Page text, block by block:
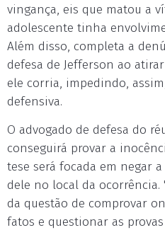
vingança, eis que matou a
adolescente tinha
Além disso, completa a
defesa de Jefferson ao
ele corria, impedindo,
defensiva.
O advogado de defesa do
conseguirá provar a
tese será focada em negar
dele no local da ocorrência.
da questão de comprovar
fatos e questionar as